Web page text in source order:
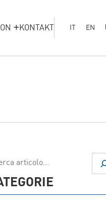
KONTAKT IT EN